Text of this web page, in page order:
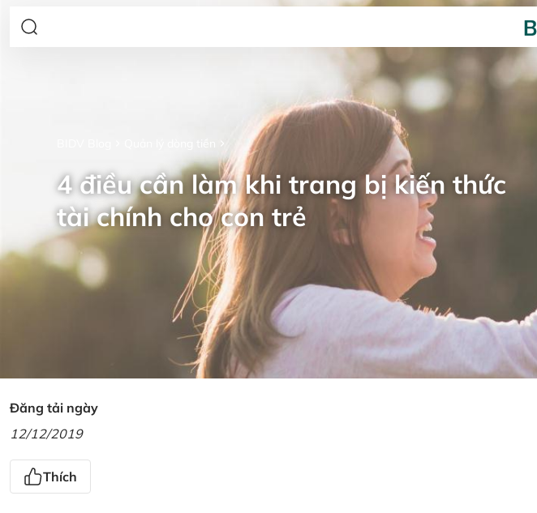
4 điều cần làm khi trang bị kiến thức
tài chính cho con trẻ
Đăng tải ngày
12/12/2019
Thích